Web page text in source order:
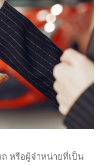
หรือผู้จำหน่ายที่เป็น